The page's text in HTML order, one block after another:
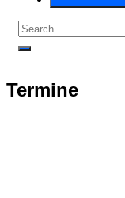
Search
for:
Open
Termine